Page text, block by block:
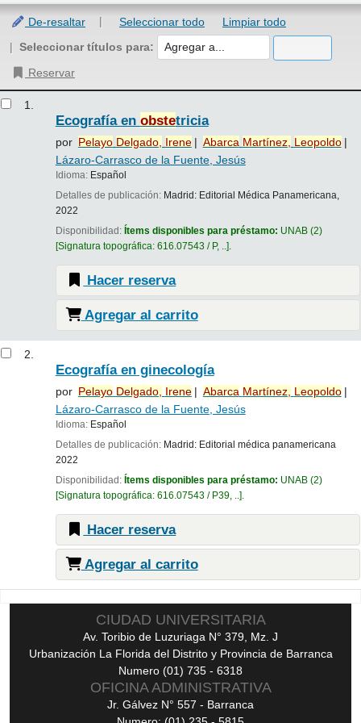
De-resaltar Seleccionar todo
Limpiar todo
Seleccionar títulos para:
Reservar
1.
Ecografía en obstetricia
por Pelayo Delgado, Irene Abarca Martínez, Leopoldo
Lázaro-Carrasco de la Fuente, Jesús
Idioma: Español
Detalles de publicación: Madrid: Editorial Médica Panamericana,
2022
Disponibilidad: Ítems disponibles para préstamo: UNAB(2)
Signatura topográfica: 616.07543 / P, .. .
Hacer reserva
Agregar al carrito
2.
Ecografía en ginecología
por Pelayo Delgado, Irene Abarca Martínez, Leopoldo
Lázaro-Carrasco de la Fuente, Jesús
Idioma: Español
Detalles de publicación: Madrid: Editorial médica panamericana
2022
Disponibilidad: Ítems disponibles para préstamo: UNAB(2)
Signatura topográfica: 616.07543 / P39, .. .
Hacer reserva
Agregar al carrito
CIUDAD UNIVERSITARIA
Av. Toribio de Luzuriaga N° 379, Mz. J
Urbanización La Florida del Distrito y Provincia de Barranca
Numero (01) 735 - 6318
OFICINA ADMINISTRATIVA
Jr. Gálvez N° 557 - Barranca